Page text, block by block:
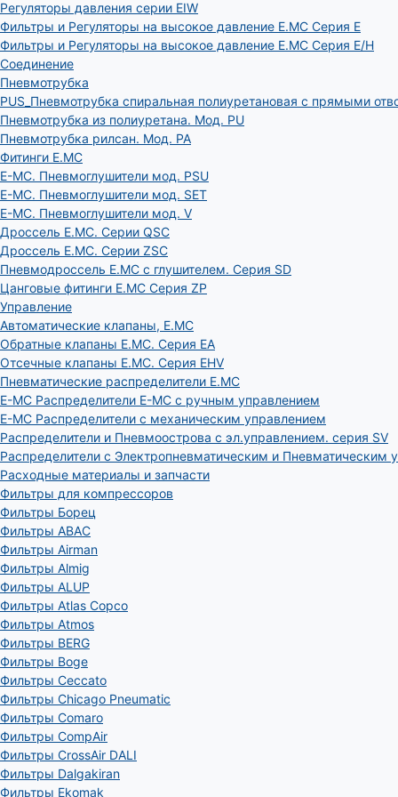
Регуляторы давления серии EIW
Фильтры и Регуляторы на высокое давление E.MC Серия E
Фильтры и Регуляторы на высокое давление E.MC Серия E/H
Соединение
Пневмотрубка
PUS_Пневмотрубка спиральная полиуретановая с прямыми
Пневмотрубка из полиуретана. Мод. РU
Пневмотрубка рилсан. Мод. PA
Фитинги E.MC
E-MC. Пневмоглушители мод. PSU
E-MC. Пневмоглушители мод. SET
E-MC. Пневмоглушители мод. V
Дроссель E.MC. Серии QSC
Дроссель E.MC. Серии ZSC
Пневмодроссель E.MC с глушителем. Серия SD
Цанговые фитинги E.MC Серия ZP
Управление
Автоматические клапаны, Е.МС
Обратные клапаны E.MC. Серия EA
Отсечные клапаны E.MC. Серия EHV
Пневматические распределители E.MC
E-MC Распределители E-MC с ручным управлением
E-MC Распределители с механическим управлением
Распределители и Пневмоострова с эл.управлением. серия SV
Распределители с Электропневматическим и Пневматическим
Расходные материалы и запчасти
Фильтры для компрессоров
Фильтры Борец
Фильтры ABAC
Фильтры Airman
Фильтры Almig
Фильтры ALUP
Фильтры Atlas Copco
Фильтры Atmos
Фильтры BERG
Фильтры Boge
Фильтры Ceccato
Фильтры Chicago Pneumatic
Фильтры Comaro
Фильтры CompAir
Фильтры CrossAir DALI
Фильтры Dalgakiran
Фильтры Ekomak